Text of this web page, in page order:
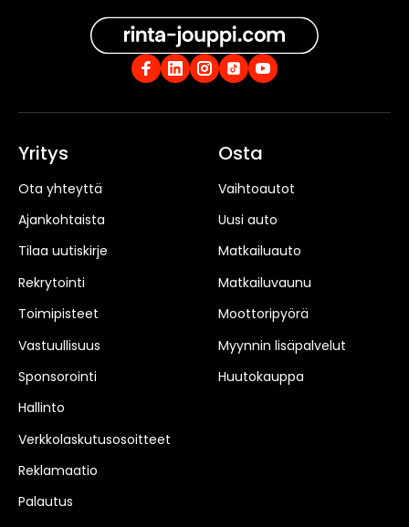
Yritys
Ota yhteyttä
Ajankohtaista
Tilaa uutiskirje
Rekrytointi
Toimipisteet
Vastuullisuus
Sponsorointi
Hallinto
Verkkolaskutusosoitteet
Reklamaatio
Palautus
Osta
Vaihtoautot
Uusi auto
Matkailuauto
Matkailuvaunu
Moottoripyörä
Myynnin lisäpalvelut
Huutokauppa